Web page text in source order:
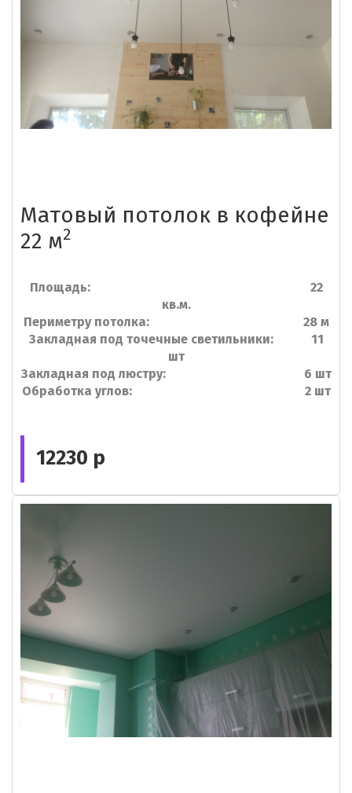
Матовый потолок в кофейне
22 м2
Площадь: 22
кв.м.
Периметру потолка: 28 м
Закладная под точечные светильники: 11
шт
Закладная под люстру: 6 шт
Обработка углов: 2 шт
12230 р